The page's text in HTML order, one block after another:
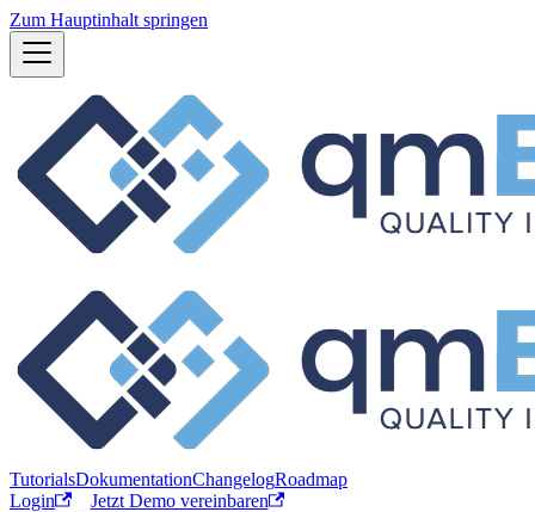
Zum Hauptinhalt springen
TutorialsDokumentationChangelogRoadmap
Login
Jetzt Demo vereinbaren